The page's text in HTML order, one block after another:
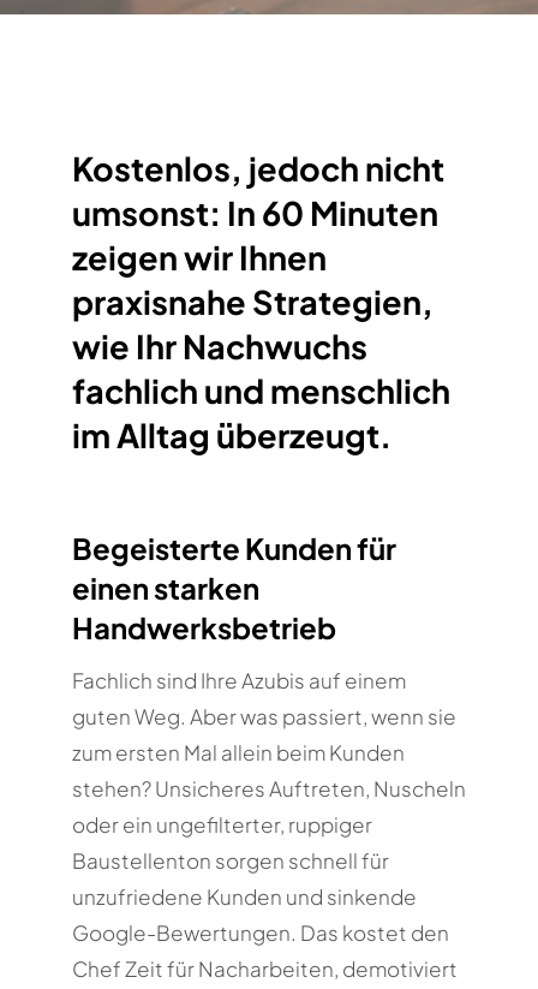
Kostenlos, jedoch nicht
umsonst: In 60 Minuten
zeigen wir Ihnen
praxisnahe Strategien,
wie Ihr Nachwuchs
fachlich und menschlich
im Alltag überzeugt.
Begeisterte Kunden für
einen starken
Handwerksbetrieb
Fachlich sind Ihre Azubis auf einem
guten Weg. Aber was passiert, wenn sie
zum ersten Mal allein beim Kunden
stehen? Unsicheres Auftreten, Nuscheln
oder ein ungefilterter, ruppiger
Baustellenton sorgen schnell für
unzufriedene Kunden und sinkende
Google-Bewertungen. Das kostet den
Chef Zeit für Nacharbeiten, demotiviert